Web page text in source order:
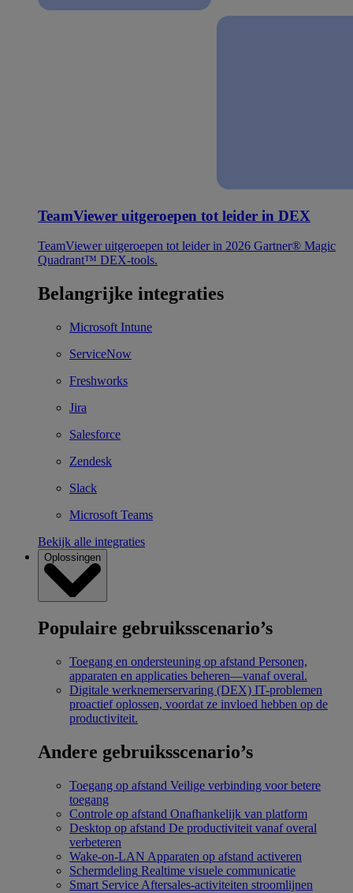
TeamViewer uitgeroepen tot leider in DEX
TeamViewer uitgeroepen tot leider in 2026 Gartner® Magic
Quadrant™ DEX-tools.
Belangrijke integraties
Microsoft Intune
ServiceNow
Freshworks
Jira
Salesforce
Zendesk
Slack
Microsoft Teams
Bekijk alle integraties
Oplossingen
Populaire gebruiksscenario’s
Toegang en ondersteuning op afstand Personen,
apparaten en applicaties beheren—vanaf overal.
Digitale werknemerservaring (DEX) IT-problemen
proactief oplossen, voordat ze invloed hebben op de
productiviteit.
Andere gebruiksscenario’s
Toegang op afstand Veilige verbinding voor betere
toegang
Controle op afstand Onafhankelijk van platform
Desktop op afstand De productiviteit vanaf overal
verbeteren
Wake-on-LAN Apparaten op afstand activeren
Schermdeling Realtime visuele communicatie
Smart Service Aftersales-activiteiten stroomlijnen